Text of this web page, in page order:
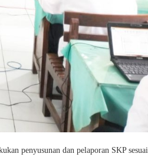
penyusunan dan pelaporan SKP sesuai